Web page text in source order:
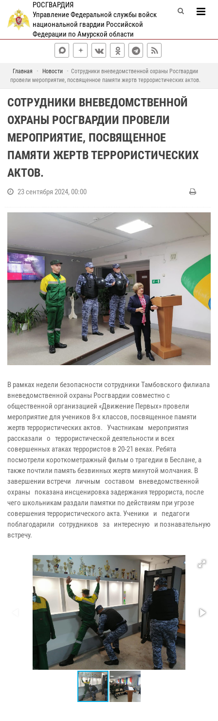
РОСГВАРДИЯ
Управление Федеральной службы войск
национальной гвардии Российской
Федерации по Амурской области
Главная Новости
Сотрудники вневедомственной охраны Росгвардии
провели мероприятие, посвященное памяти жертв террористических актов.
СОТРУДНИКИ ВНЕВЕДОМСТВЕННОЙ
ОХРАНЫ РОСГВАРДИИ ПРОВЕЛИ
МЕРОПРИЯТИЕ, ПОСВЯЩЕННОЕ
ПАМЯТИ ЖЕРТВ ТЕРРОРИСТИЧЕСКИХ
АКТОВ.
23 сентября 2024, 00:00
В рамках недели безопасности сотрудники Тамбовского филиала
вневедомственной охраны Росгвардии совместно с
общественной организацией «Движение Первых» провели
мероприятие для учеников 8-х классов, посвященное памяти
жертв террористических актов. Участникам мероприятия
рассказали о террористической деятельности и всех
совершенных атаках террористов в 20-21 веках. Ребята
посмотрели короткометражный фильм о трагедии в Беслане, а
также почтили память безвинных жертв минутой молчания. В
завершении встречи личным составом вневедомственной
охраны показана инсценировка задержания террориста, после
чего школьникам раздали памятки по действиям при угрозе
совершения террористического акта. Ученики и педагоги
поблагодарили сотрудников за интересную и познавательную
встречу.